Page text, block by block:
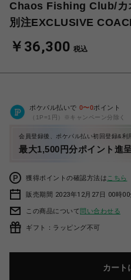
Chaos Fishing Club/カ
別注EXCLUSIVE
￥36,300 税込
ポケパル払いで 0〜0ポイント
（1P=1円）※キャンペーン分除く
会員登録後、ポケパル払い初回登録&利
最大1,500円分ポイント進呈
獲得ポイントの確認方法は こちら
販売期間 2023年12月27日 00時00
この商品について問い合わせる
ギフト：ラッピング不可
カート